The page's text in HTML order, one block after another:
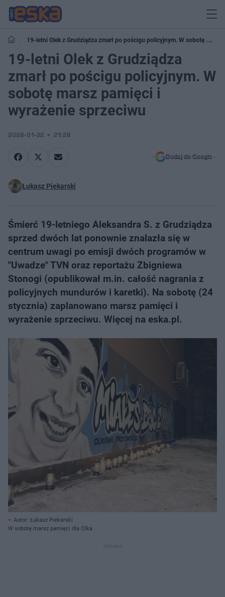
19-letni Olek z Grudziądza zmarł po pościgu policyjnym. W sobotę marsz
pamięci i wyrażenie sprzeciwu
19-letni Olek z Grudziądza
zmarł po pościgu policyjnym. W
sobotę marsz pamięci i
wyrażenie sprzeciwu
2026-01-22 21:28
Dodaj do Google
Łukasz Piekarski
Śmierć 19-letniego Aleksandra S. z Grudziądza
sprzed dwóch lat ponownie znalazła się w
centrum uwagi po emisji dwóch programów w
"Uwadze" TVN oraz reportażu Zbigniewa
Stonogi (opublikował m.in. całość nagrania z
policyjnych mundurów i karetki). Na sobotę (24
stycznia) zaplanowano marsz pamięci i
wyrażenie sprzeciwu. Więcej na eska.pl.
Autor: Łukasz Piekarski
W sobotę marsz pamięci dla Olka